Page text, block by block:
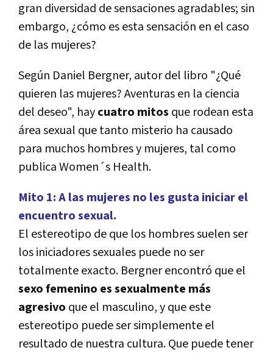
gran diversidad de sensaciones agradables; sin
embargo, ¿cómo es esta sensación en el caso
de las mujeres?
Según Daniel Bergner, autor del libro "¿Qué
quieren las mujeres? Aventuras en la ciencia
del deseo", haycuatro mitos que rodean esta
área sexual que tanto misterio ha causado
para muchos hombres y mujeres, tal como
publica Women´s Health.
Mito 1: A las mujeres no les gusta iniciar el
encuentro sexual.
El estereotipo de que los hombres suelen ser
los iniciadores sexuales puede no ser
totalmente exacto. Bergner encontró que el
sexo femenino es sexualmente más
agresivo que el masculino, y que este
estereotipo puede ser simplemente el
resultado de nuestra cultura. Que puede tener